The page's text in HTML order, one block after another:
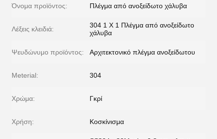
Όνομα προϊόντος: Πλέγμα από ανοξείδωτο χάλυβα
Λέξεις κλειδιά:
304 1 Χ 1 Πλέγμα από ανοξείδωτο
χάλυβα
Ψευδώνυμο προϊόντος: Αρχιτεκτονικό πλέγμα ανοξείδωτου
Meterial: 304
Χρώμα: Γκρί
Χρήση: Κοσκίνισμα